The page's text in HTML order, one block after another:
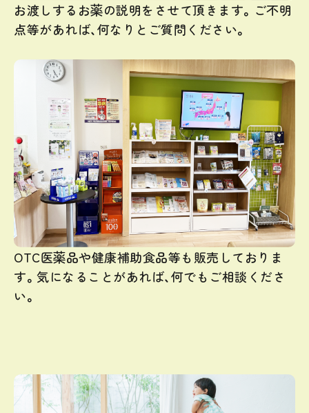
お渡しするお薬の説明をさせて頂きます。ご不明
点等があれば、何なりとご質問ください。
OTC医薬品や健康補助食品等も販売しておりま
す。気になることがあれば、何でもご相談くださ
い。